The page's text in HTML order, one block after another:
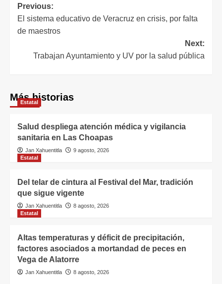
Previous:
El sistema educativo de Veracruz en crisis, por falta
de maestros
Next:
Trabajan Ayuntamiento y UV por la salud pública
Más historias
Estatal
Salud despliega atención médica y vigilancia
sanitaria en Las Choapas
Jan Xahuentitla
9 agosto, 2026
Estatal
Del telar de cintura al Festival del Mar, tradición
que sigue vigente
Jan Xahuentitla
8 agosto, 2026
Estatal
Altas temperaturas y déficit de precipitación,
factores asociados a mortandad de peces en
Vega de Alatorre
Jan Xahuentitla 8 agosto, 2026